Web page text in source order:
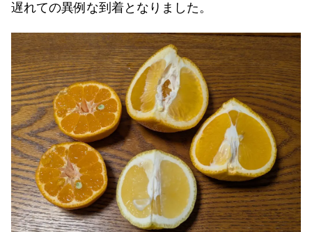
遅れての異例な到着となりました。